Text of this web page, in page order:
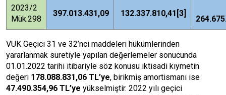
2023/2
Mük.298
397.013.431,09 132.337.810,41 [3]
VUK Geçici 31 ve 32’nci maddeleri hükümlerinden
yararlanmak suretiyle yapılan değerlemeler sonucunda
01.01.2022 tarihi itibariyle söz konusu iktisadi kıymetin
değeri 178.088.831,06 TL’ye, birikmiş amortismanı ise
47.490.354,96 TL’ye yükselmiştir. 2022 yılı geçici